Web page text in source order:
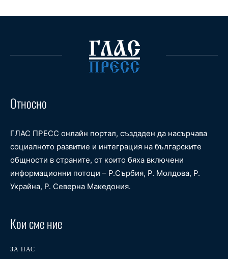
Относно
ГЛАС ПРЕСС онлайн портал, създаден да насърчава
социалното развитие и интеграция на българските
общности в страните, от които бяха включени
информационни потоци – Р.Сърбия, Р. Молдова, Р.
Украйна, Р. Северна Македония.
Кои сме ние
ЗА НАС